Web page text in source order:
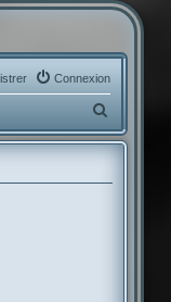
Connexion
e